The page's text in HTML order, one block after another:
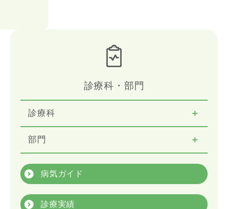
診療科・部門
診療科
部門
病気ガイド
診療実績